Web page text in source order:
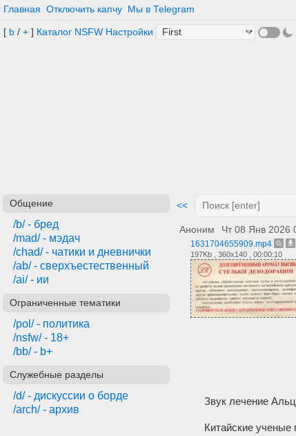
Главная Отключить капчу Мы в Telegram
[ b / + ] Каталог NSFW Настройки
Общение
/b/ - бред
/mad/ - мэдач
/сhad/ - чатики и дневнички
/ab/ - сверхъестественный
/ai/ - ии
Ограниченные тематики
/pol/ - политика
/nsfw/ - 18+
/bb/ - b+
Служебные разделы
/d/ - дискуссии о борде
/arch/ - архив
<<
Аноним Чт 08 Янв 2026
1631704655909.mp4
197Kb , 360x140 , 00:00:10
Звук лечение
Китайские